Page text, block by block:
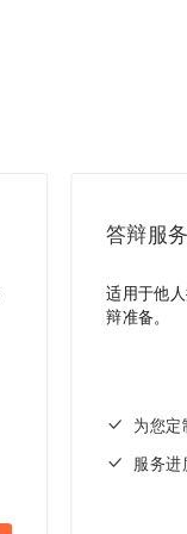
答辩服
适用于他
辩准备。
为您
服务